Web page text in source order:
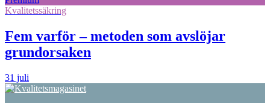
Kvalitetssäkring
Fem varför – metoden som avslöjar
grundorsaken
31 juli